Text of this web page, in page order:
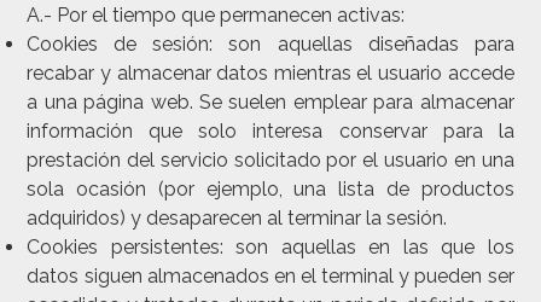
A.- Por el tiempo que permanecen activas:
Cookies de sesión: son aquellas diseñadas para
recabar y almacenar datos mientras el usuario accede
a una página web. Se suelen emplear para almacenar
información que solo interesa conservar para la
prestación del servicio solicitado por el usuario en una
sola ocasión (por ejemplo, una lista de productos
adquiridos) y desaparecen al terminar la sesión.
Cookies persistentes: son aquellas en las que los
datos siguen almacenados en el terminal y pueden ser